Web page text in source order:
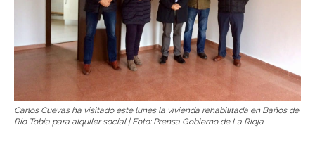
Carlos Cuevas ha visitado este lunes la vivienda rehabilitada en Baños de
Río Tobía para alquiler social | Foto: Prensa Gobierno de La Rioja